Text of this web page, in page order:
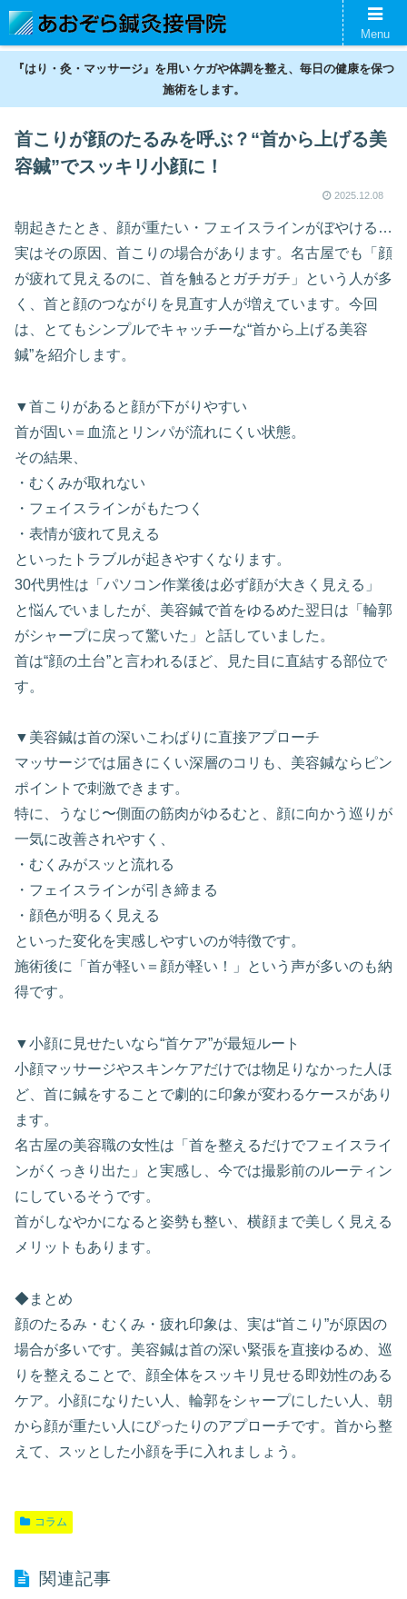
名古屋の鍼灸接骨院。神経痛、スポーツ傷害、美容鍼、ギックリ腰などの不調
を整えます。
『はり・灸・マッサージ』を用い ケガや体調を整え、毎日の健康を保つ
施術をします。
首こりが顔のたるみを呼ぶ？“首から上げる美
容鍼”でスッキリ小顔に！
2025.12.08
朝起きたとき、顔が重たい・フェイスラインがぼやける…
実はその原因、首こりの場合があります。名古屋でも「顔
が疲れて見えるのに、首を触るとガチガチ」という人が多
く、首と顔のつながりを見直す人が増えています。今回
は、とてもシンプルでキャッチーな“首から上げる美容
鍼”を紹介します。
▼首こりがあると顔が下がりやすい
首が固い＝血流とリンパが流れにくい状態。
その結果、
・むくみが取れない
・フェイスラインがもたつく
・表情が疲れて見える
といったトラブルが起きやすくなります。
30代男性は「パソコン作業後は必ず顔が大きく見える」
と悩んでいましたが、美容鍼で首をゆるめた翌日は「輪郭
がシャープに戻って驚いた」と話していました。
首は“顔の土台”と言われるほど、見た目に直結する部位で
す。
▼美容鍼は首の深いこわばりに直接アプローチ
マッサージでは届きにくい深層のコリも、美容鍼ならピン
ポイントで刺激できます。
特に、うなじ〜側面の筋肉がゆるむと、顔に向かう巡りが
一気に改善されやすく、
・むくみがスッと流れる
・フェイスラインが引き締まる
・顔色が明るく見える
といった変化を実感しやすいのが特徴です。
施術後に「首が軽い＝顔が軽い！」という声が多いのも納
得です。
▼小顔に見せたいなら“首ケア”が最短ルート
小顔マッサージやスキンケアだけでは物足りなかった人ほ
ど、首に鍼をすることで劇的に印象が変わるケースがあり
ます。
名古屋の美容職の女性は「首を整えるだけでフェイスライ
ンがくっきり出た」と実感し、今では撮影前のルーティン
にしているそうです。
首がしなやかになると姿勢も整い、横顔まで美しく見える
メリットもあります。
◆まとめ
顔のたるみ・むくみ・疲れ印象は、実は“首こり”が原因の
場合が多いです。美容鍼は首の深い緊張を直接ゆるめ、巡
りを整えることで、顔全体をスッキリ見せる即効性のある
ケア。小顔になりたい人、輪郭をシャープにしたい人、朝
から顔が重たい人にぴったりのアプローチです。首から整
えて、スッとした小顔を手に入れましょう。
コラム
関連記事
Menu